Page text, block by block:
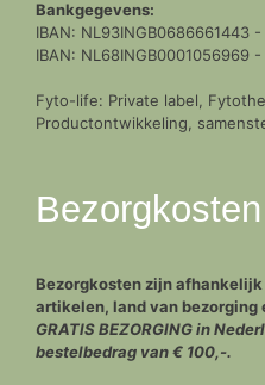
Bankgegevens:
IBAN: NL93INGB0686661443 -
IBAN: NL68INGB0001056969 -
Fyto-life: Private label,
Productontwikkeling,
Bezorgkosten
Bezorgkosten zijn
artikelen, land van bezorging
GRATIS BEZORGING in
bestelbedrag van € 100,-.